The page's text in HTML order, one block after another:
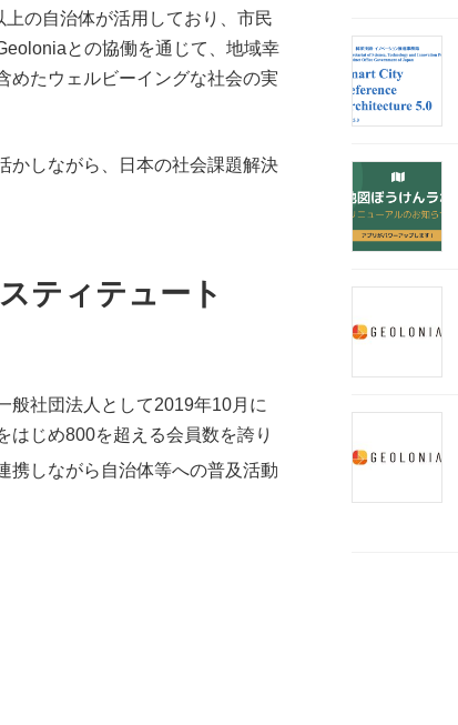
の自治体が活用しており、市民
との協働を通じて、地域幸
めたウェルビーイングな社会の実
かしながら、日本の社会課題解決
ティテュート
般社団法人として2019年10月に
はじめ800を超える会員数を誇り
携しながら自治体等への普及活動